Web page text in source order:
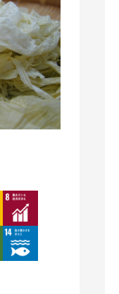
Image
Image